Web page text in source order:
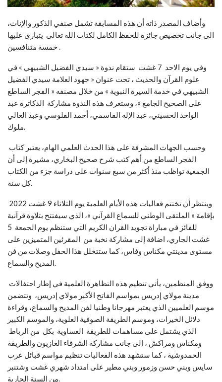
وأضاف المصدر ذاته أن هذه المسابقة تشمل صنفي الذكور والإناث،
الى جانب تخصيص جائزة للحفظ الكامل لكتاب الله تعالى يتبارى عليها
خمسة متنافسين.
وفي يوم الاحد 7 غشت ستقام ندوة « سيدي الفضيل الشبيهي » في
علوم القرآن والحديث ، تحت عنوان « جهود العلامة سيدي الفضيل
الشبيهي في خدمة السيرة النبوية » من خلال مصنفه « الفجر الساطع
على الصحيح الجامع »، وستعرف هذه الندوة مشاركة الدكاترة عبد
الواحد الحسيني، عبد الإله القاسمي، أحمد الفلوسي وعبد العالي
ملوك.
الفجر الساطع من أهم كتب شرح صحيح البخاري، مشيرة إلى أن
الجمعية تواظب منذ أكثر من سبع سنوات على دراسة جزء من الكتاب
كل سنة.
بإقامة « الملتقى الوطني للسماع القرآني »، الذي سيفتتح بتلاوة قرآنية
للفائز في مباراة تجويد القران الكريم التي ستنظم يوم الجمعة 5
غشت الجاري، اضافة إلى مشاركة نخبة من المقرئين المتميزين على
مستوى مدينتي مكناس وفاس، كما ستتخلل هذا الحفل وصلات من فن
المديح والسماع.
مدينة مولاي إدريس بمواسم الفاتح الأكبر مولاي إدريس، وتتضمن
موسم العلميين الذي يعتبر مهرجانا وطنيا لفن المديح والسماع، وقراءة
دلائل الخيرات، وموسم الطريقة الصوفية العلوية، والموسم الكبير
الذي يشتمل على مساهمات للطريقة العساوية بكل من الرباط
ومكناس ومراكش ، إلى جانب مشاركة الشرفاء الغازيون والطريقة
الحمدوشية ، كما ستشهد هذه الفعاليات تنظيم مواسم قبائل عرب
سايس وبني حسن وزمور وبني مطير على امتداد شهري غشت وشتنبر
من السنة الجارية.